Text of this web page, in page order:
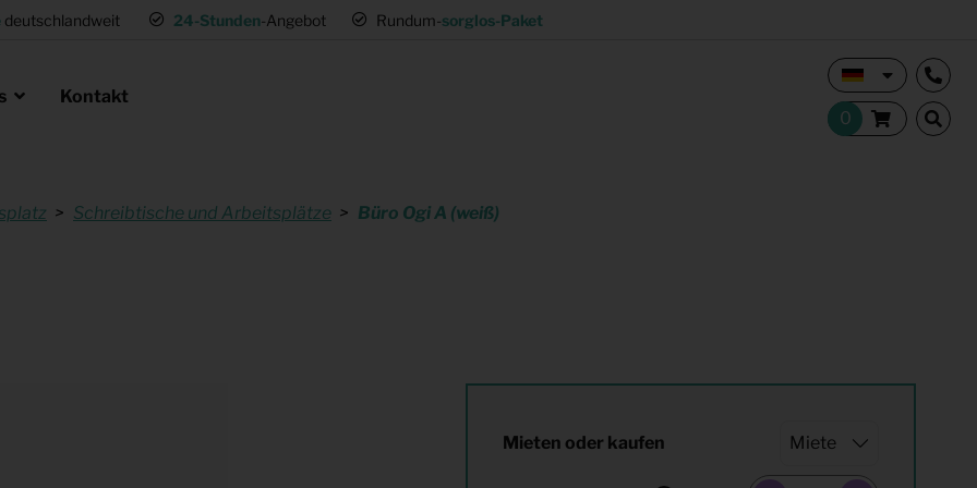
deutschlandweit 24-Stunden-Angebot Rundum-sorglos-Paket
Kontakt
als Profi
Einrichtung für (Fernseh) Produktion Shop
Schreibtische und Arbeitsplätze Büro Ogi A (weiß)
Mieten oder kaufen